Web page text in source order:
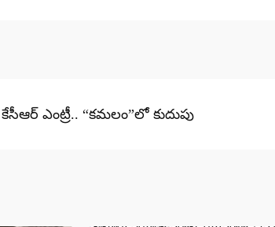
కేసీఆర్ ఎంట్రీ.. “కమలం”లో కుదుపు